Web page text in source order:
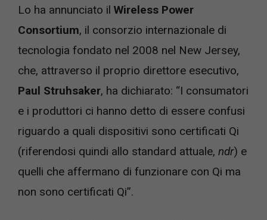
Lo ha annunciato il Wireless Power
Consortium, il consorzio internazionale di
tecnologia fondato nel 2008 nel New Jersey,
che, attraverso il proprio direttore esecutivo,
Paul Struhsaker, ha dichiarato: “I consumatori
e i produttori ci hanno detto di essere confusi
riguardo a quali dispositivi sono certificati Qi
(riferendosi quindi allo standard attuale, ndr) e
quelli che affermano di funzionare con Qi ma
non sono certificati Qi”.